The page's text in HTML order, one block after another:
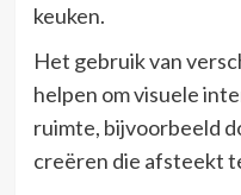
keuken.
Het gebruik van
helpen om visuele
ruimte, bijvoorbeeld
creëren die afsteekt